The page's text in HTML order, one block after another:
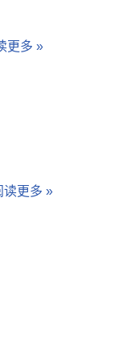
更多 »
读更多 »